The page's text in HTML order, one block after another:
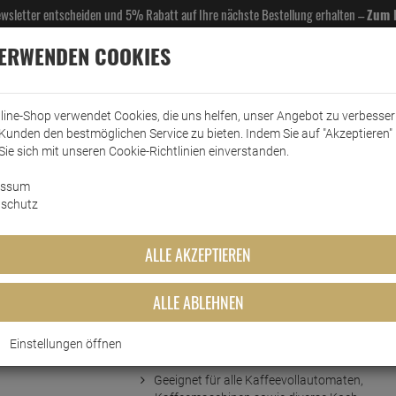
entscheiden und 5% Rabatt auf Ihre nächste Bestellung erhalten –Zum
& GASTROBEDARF DROGERIE KÜCHE & HAUSHALT KFZ
500ml
Geeignet für alle Kaffeevollautomaten,
COOKIES
Shop verwendet Cookies, die uns helfen, unser Angebot zu
den bestmöglichen Service zu bieten. Indem Sie auf "Akzeptieren"
sich mit unseren Cookie-Richtlinien einverstanden.
ALLE AKZEPTIEREN
ALLE ABLEHNEN
Einstellungen öffnen